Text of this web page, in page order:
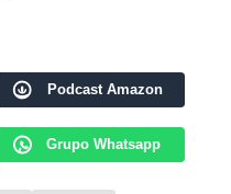
Podcast Amazon
Grupo Whatsapp